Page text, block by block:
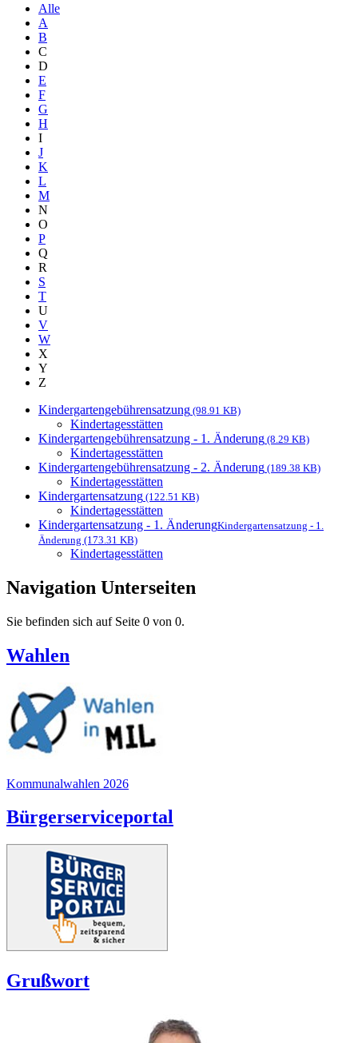
Alle
A
B
C
D
E
F
G
H
I
J
K
L
M
N
O
P
Q
R
S
T
U
V
W
X
Y
Z
Kindergartengebührensatzung (98.91 KB)
Kindertagesstätten
Kindergartengebührensatzung - 1. Änderung (8.29 KB)
Kindertagesstätten
Kindergartengebührensatzung - 2. Änderung (189.38 KB)
Kindertagesstätten
Kindergartensatzung (122.51 KB)
Kindertagesstätten
Kindergartensatzung - 1. ÄnderungKindergartensatzung - 1.
Änderung (173.31 KB)
Kindertagesstätten
Navigation Unterseiten
Sie befinden sich auf Seite 0 von 0.
Wahlen
Kommunalwahlen 2026
Bürgerserviceportal
Grußwort